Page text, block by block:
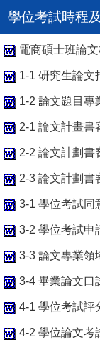
學位考試時程
電商碩士班論
1-1 研究生論文
1-2 論文題目專
2-1 論文計畫書
2-2 論文計劃書
2-3 論文計劃書
3-1 學位考試同
3-2 學位考試申
3-3 論文專業領
3-4 畢業論文口
4-1 學位考試評
4-2 學位論文考